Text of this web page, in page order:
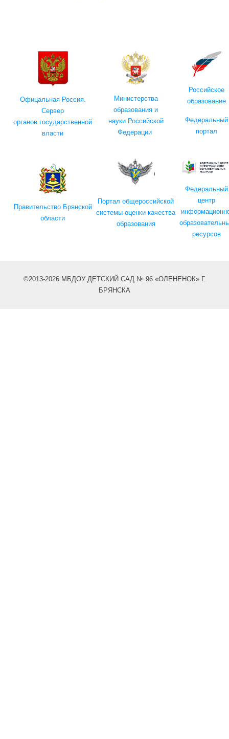
Офицальная Россия.
Сервер
органов государственной
власти
Министерства
образования и
науки Российской
Федерации
Российское
образование
Федеральный
портал
Правительство Брянской
области
Портал общероссийской
системы оценки качества
образования
Федеральный
центр
ресурсов
©2013-2026 МБДОУ ДЕТСКИЙ САД № 96 «ОЛЕНЕНОК» Г.
БРЯНСКА